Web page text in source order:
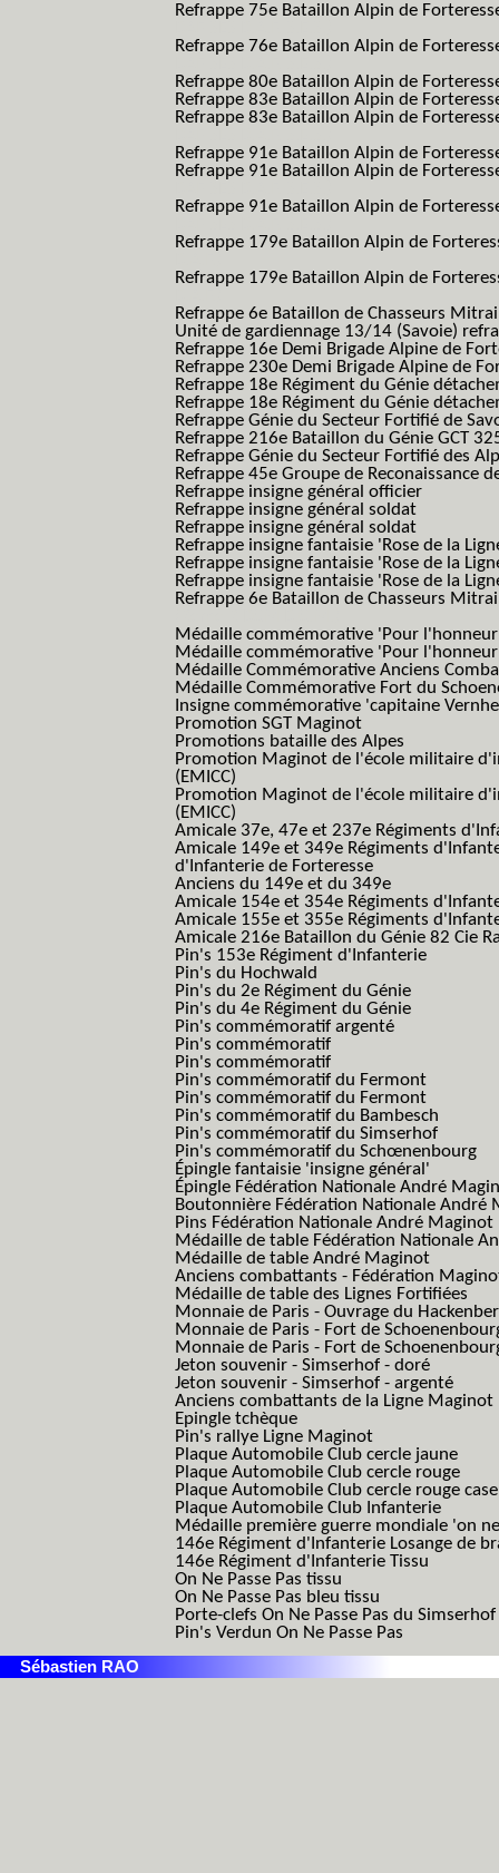
Refrappe 75e Bataillon Alpin de
Refrappe 76e Bataillon Alpin de
Refrappe 80e Bataillon Alpin de
Refrappe 83e Bataillon Alpin de
Refrappe 83e Bataillon Alpin de
Refrappe 91e Bataillon Alpin de
Refrappe 91e Bataillon Alpin de
Refrappe 91e Bataillon Alpin de
Refrappe 179e Bataillon Alpin de
Refrappe 179e Bataillon Alpin de
Refrappe 6e Bataillon de Chasseurs
Unité de gardiennage 13/14 (Savoie)
Refrappe 16e Demi Brigade Alpine de
Refrappe 230e Demi Brigade Alpine de
Refrappe 18e Régiment du Génie
Refrappe 18e Régiment du Génie
Refrappe Génie du Secteur Fortifié de
Refrappe 216e Bataillon du Génie GCT
Refrappe Génie du Secteur Fortifié des
Refrappe 45e Groupe de Reconaissance
Refrappe insigne général officier
Refrappe insigne général soldat
Refrappe insigne général soldat
Refrappe insigne fantaisie 'Rose de la
Refrappe insigne fantaisie 'Rose de la
Refrappe insigne fantaisie 'Rose de la
Refrappe 6e Bataillon de Chasseurs
Médaille commémorative 'Pour
Médaille commémorative 'Pour
Médaille Commémorative Anciens
Médaille Commémorative Fort du
Insigne commémorative 'capitaine
Promotion SGT Maginot
Promotions bataille des Alpes
Promotion Maginot de l'école militaire
(EMICC)
Promotion Maginot de l'école militaire
(EMICC)
Amicale 37e, 47e et 237e Régiments
Amicale 149e et 349e Régiments
d'Infanterie de Forteresse
Anciens du 149e et du 349e
Amicale 154e et 354e Régiments
Amicale 155e et 355e Régiments
Amicale 216e Bataillon du Génie 82 Cie
Pin's 153e Régiment d'Infanterie
Pin's du Hochwald
Pin's du 2e Régiment du Génie
Pin's du 4e Régiment du Génie
Pin's commémoratif argenté
Pin's commémoratif
Pin's commémoratif
Pin's commémoratif du Fermont
Pin's commémoratif du Fermont
Pin's commémoratif du Bambesch
Pin's commémoratif du Simserhof
Pin's commémoratif du Schœnenbourg
Épingle fantaisie 'insigne général'
Épingle Fédération Nationale André
Boutonnière Fédération Nationale André
Pins Fédération Nationale André Maginot
Médaille de table Fédération Nationale
Médaille de table André Maginot
Anciens combattants - Fédération
Médaille de table des Lignes Fortifiées
Monnaie de Paris - Ouvrage du
Monnaie de Paris - Fort de
Monnaie de Paris - Fort de
Jeton souvenir - Simserhof - doré
Jeton souvenir - Simserhof - argenté
Anciens combattants de la Ligne Maginot
Epingle tchèque
Pin's rallye Ligne Maginot
Plaque Automobile Club cercle jaune
Plaque Automobile Club cercle rouge
Plaque Automobile Club cercle rouge
Plaque Automobile Club Infanterie
Médaille première guerre mondiale 'on
146e Régiment d'Infanterie Losange de
146e Régiment d'Infanterie Tissu
On Ne Passe Pas tissu
On Ne Passe Pas bleu tissu
Porte-clefs On Ne Passe Pas du Simserhof
Pin's Verdun On Ne Passe Pas
Sébastien RAO